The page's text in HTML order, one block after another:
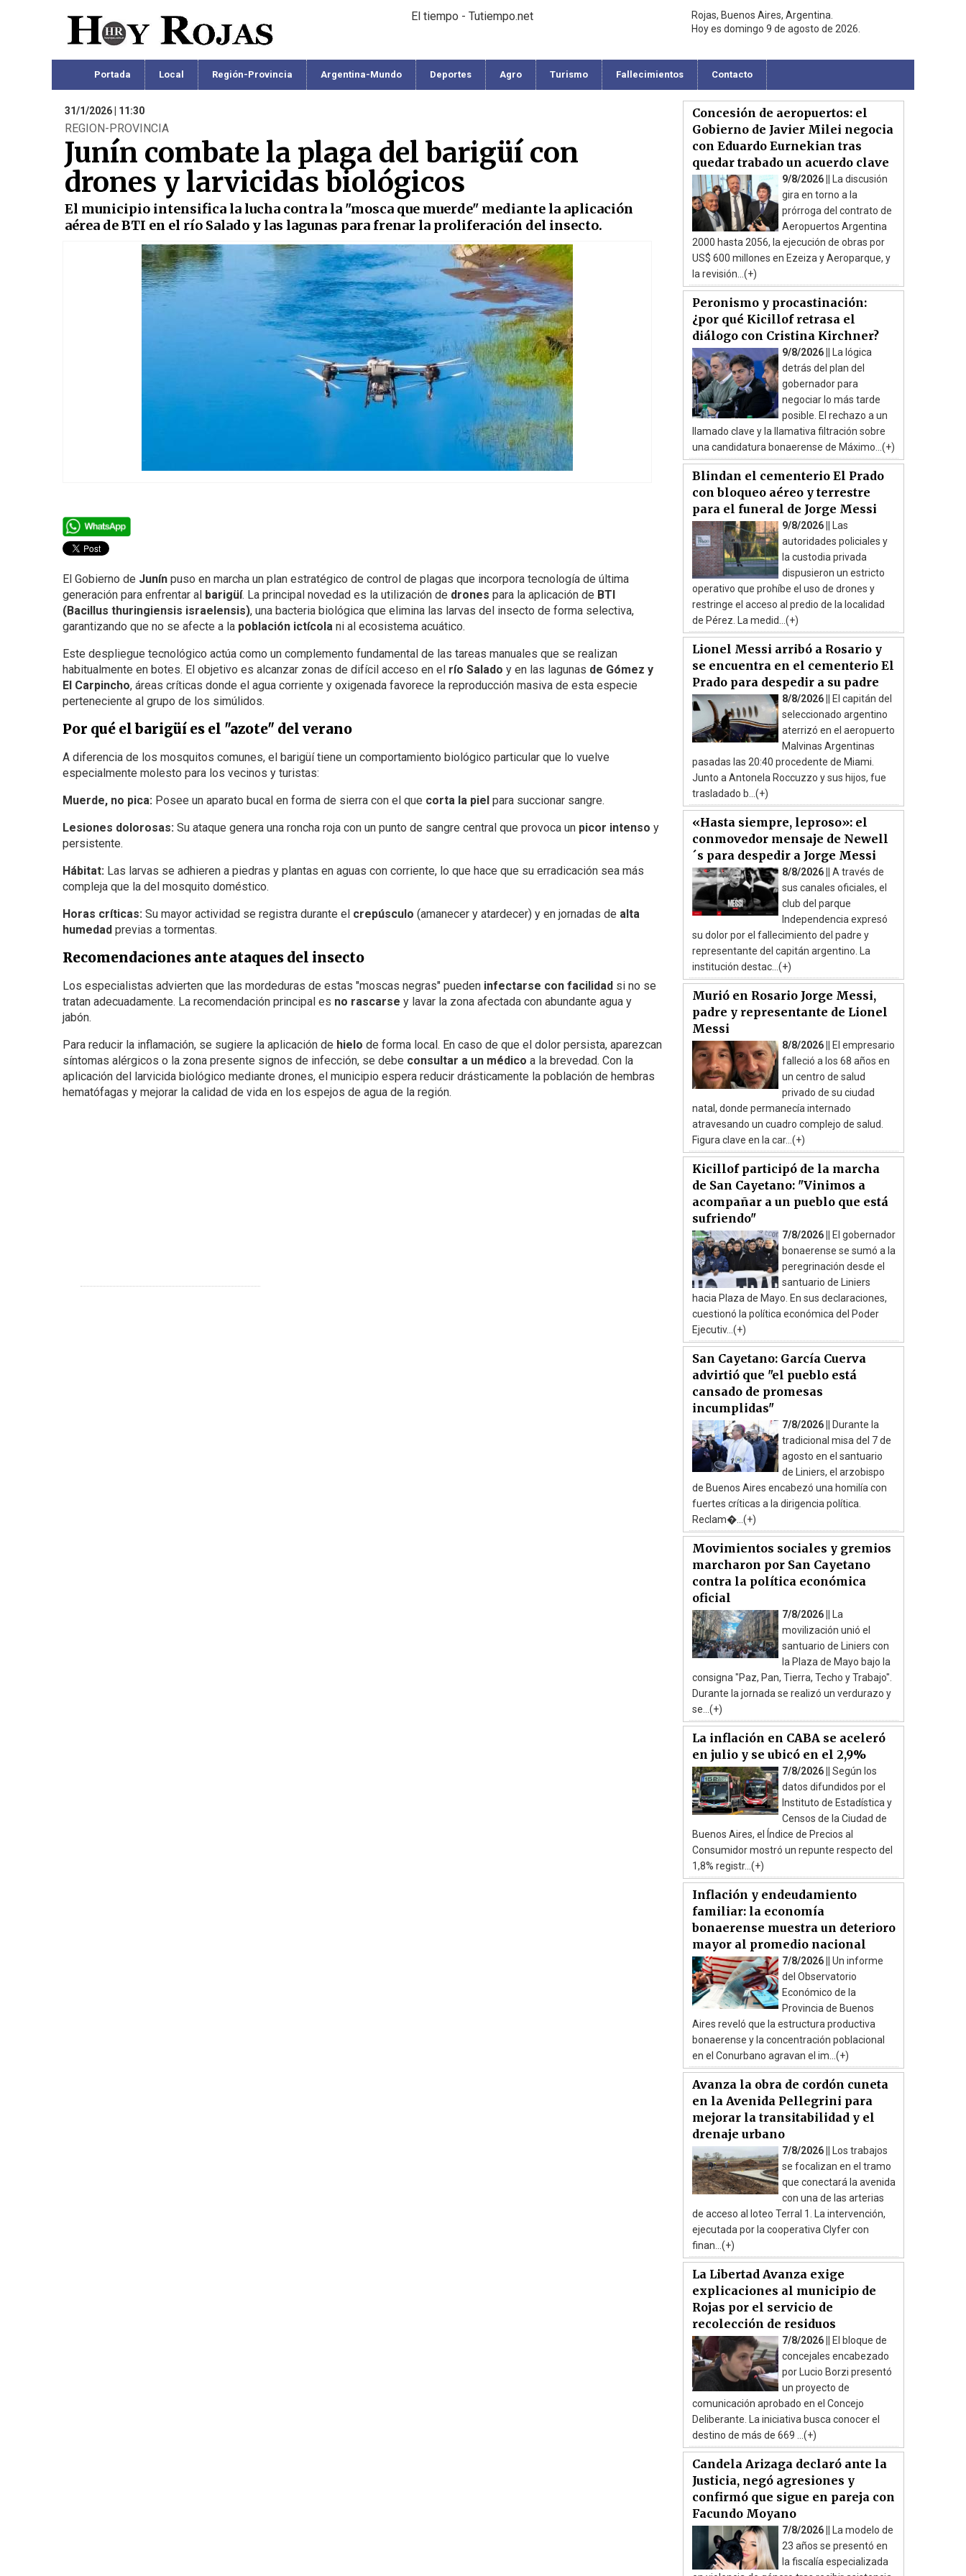
El tiempo - Tutiempo.net
Rojas, Buenos Aires, Argentina.
Hoy es domingo 9 de agosto de 2026.
Portada Local Región-Provincia Argentina-Mundo Deportes Agro Turismo Fallecimientos Contacto
31/1/2026 | 11:30
REGION-PROVINCIA
Junín combate la plaga del barigüí con
drones y larvicidas biológicos
El municipio intensifica la lucha contra la "mosca que muerde" mediante la aplicación
aérea de BTI en el río Salado y las lagunas para frenar la proliferación del insecto.
El Gobierno de Junín puso en marcha un plan estratégico de control de plagas que incorpora tecnología de última
generación para enfrentar al barigüí. La principal novedad es la utilización de drones para la aplicación de BTI
(Bacillus thuringiensis israelensis), una bacteria biológica que elimina las larvas del insecto de forma selectiva,
garantizando que no se afecte a la población ictícola ni al ecosistema acuático.
Este despliegue tecnológico actúa como un complemento fundamental de las tareas manuales que se realizan
habitualmente en botes. El objetivo es alcanzar zonas de difícil acceso en el río Salado y en las lagunas de Gómez y
El Carpincho, áreas críticas donde el agua corriente y oxigenada favorece la reproducción masiva de esta especie
perteneciente al grupo de los simúlidos.
Por qué el barigüí es el "azote" del verano
A diferencia de los mosquitos comunes, el barigüí tiene un comportamiento biológico particular que lo vuelve
especialmente molesto para los vecinos y turistas:
Muerde, no pica: Posee un aparato bucal en forma de sierra con el que corta la piel para succionar sangre.
Lesiones dolorosas: Su ataque genera una roncha roja con un punto de sangre central que provoca un picor intenso y
persistente.
Hábitat: Las larvas se adhieren a piedras y plantas en aguas con corriente, lo que hace que su erradicación sea más
compleja que la del mosquito doméstico.
Horas críticas: Su mayor actividad se registra durante el crepúsculo (amanecer y atardecer) y en jornadas de alta
humedad previas a tormentas.
Recomendaciones ante ataques del insecto
Los especialistas advierten que las mordeduras de estas "moscas negras" pueden infectarse con facilidad si no se
tratan adecuadamente. La recomendación principal es no rascarse y lavar la zona afectada con abundante agua y
jabón.
Para reducir la inflamación, se sugiere la aplicación de hielo de forma local. En caso de que el dolor persista, aparezcan
síntomas alérgicos o la zona presente signos de infección, se debe consultar a un médico a la brevedad. Con la
aplicación del larvicida biológico mediante drones, el municipio espera reducir drásticamente la población de hembras
hematófagas y mejorar la calidad de vida en los espejos de agua de la región.
Concesión de aeropuertos: el
Gobierno de Javier Milei negocia
con Eduardo Eurnekian tras
quedar trabado un acuerdo clave
9/8/2026 ||
La discusión
gira en torno a la
prórroga del contrato de
Aeropuertos Argentina
2000 hasta 2056, la ejecución de obras por
US$ 600 millones en Ezeiza y Aeroparque, y
la revisión...(+)
Peronismo y procastinación:
¿por qué Kicillof retrasa el
diálogo con Cristina Kirchner?
9/8/2026 ||
La lógica
detrás del plan del
gobernador para
negociar lo más tarde
posible. El rechazo a un
llamado clave y la llamativa filtración sobre
una candidatura bonaerense de Máximo...(+)
Blindan el cementerio El Prado
con bloqueo aéreo y terrestre
para el funeral de Jorge Messi
9/8/2026 ||
Las
autoridades policiales y
la custodia privada
dispusieron un estricto
operativo que prohíbe el uso de drones y
restringe el acceso al predio de la localidad
de Pérez. La medid...(+)
Lionel Messi arribó a Rosario y
se encuentra en el cementerio El
Prado para despedir a su padre
8/8/2026 ||
El capitán del
seleccionado argentino
aterrizó en el aeropuerto
Malvinas Argentinas
pasadas las 20:40 procedente de Miami.
Junto a Antonela Roccuzzo y sus hijos, fue
trasladado b...(+)
«Hasta siempre, leproso»: el
conmovedor mensaje de Newell
´s para despedir a Jorge Messi
8/8/2026 || A través de
sus canales oficiales, el
club del parque
Independencia expresó
su dolor por el fallecimiento del padre y
representante del capitán argentino. La
institución destac...(+)
Murió en Rosario Jorge Messi,
padre y representante de Lionel
Messi
8/8/2026 ||
El empresario
falleció a los 68 años en
un centro de salud
privado de su ciudad
natal, donde permanecía internado
atravesando un cuadro complejo de salud.
Figura clave en la car...(+)
Kicillof participó de la marcha
de San Cayetano: "Vinimos a
acompañar a un pueblo que está
sufriendo"
7/8/2026 ||
El gobernador
bonaerense se sumó a la
peregrinación desde el
santuario de Liniers
hacia Plaza de Mayo. En sus declaraciones,
cuestionó la política económica del Poder
Ejecutiv...(+)
San Cayetano: García Cuerva
advirtió que "el pueblo está
cansado de promesas
incumplidas"
7/8/2026 ||
Durante la
tradicional misa del 7 de
agosto en el santuario
de Liniers, el arzobispo
de Buenos Aires encabezó una homilía con
fuertes críticas a la dirigencia política.
Reclam�...(+)
Movimientos sociales y gremios
marcharon por San Cayetano
contra la política económica
oficial
7/8/2026 ||
La
movilización unió el
santuario de Liniers con
la Plaza de Mayo bajo la
consigna "Paz, Pan, Tierra, Techo y Trabajo".
Durante la jornada se realizó un verdurazo y
se...(+)
La inflación en CABA se aceleró
en julio y se ubicó en el 2,9%
7/8/2026 || Según los
datos difundidos por el
Instituto de Estadística y
Censos de la Ciudad de
Buenos Aires, el Índice de Precios al
Consumidor mostró un repunte respecto del
1,8% registr...(+)
Inflación y endeudamiento
familiar: la economía
bonaerense muestra un deterioro
mayor al promedio nacional
7/8/2026 || Un informe
del Observatorio
Económico de la
Provincia de Buenos
Aires reveló que la estructura productiva
bonaerense y la concentración poblacional
en el Conurbano agravan el im...(+)
Avanza la obra de cordón cuneta
en la Avenida Pellegrini para
mejorar la transitabilidad y el
drenaje urbano
7/8/2026 ||
Los trabajos
se focalizan en el tramo
que conectará la avenida
con una de las arterias
de acceso al loteo Terral 1. La intervención,
ejecutada por la cooperativa Clyfer con
finan...(+)
La Libertad Avanza exige
explicaciones al municipio de
Rojas por el servicio de
recolección de residuos
7/8/2026 ||
El bloque de
concejales encabezado
por Lucio Borzi presentó
un proyecto de
comunicación aprobado en el Concejo
Deliberante. La iniciativa busca conocer el
destino de más de 669 ...(+)
Candela Arizaga declaró ante la
Justicia, negó agresiones y
confirmó que sigue en pareja con
Facundo Moyano
7/8/2026 ||
La modelo de
23 años se presentó en
la fiscalía especializada